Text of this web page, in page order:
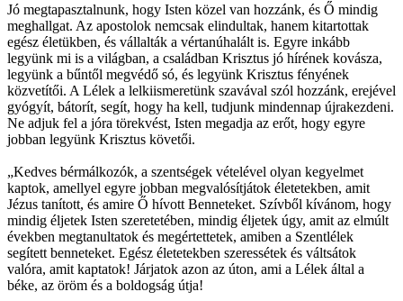
Jó megtapasztalnunk, hogy Isten közel van hozzánk, és Ő mindig
meghallgat. Az apostolok nemcsak elindultak, hanem kitartottak
egész életükben, és vállalták a vértanúhalált is. Egyre inkább
legyünk mi is a világban, a családban Krisztus jó hírének kovásza,
legyünk a bűntől megvédő só, és legyünk Krisztus fényének
közvetítői. A Lélek a lelkiismeretünk szavával szól hozzánk, erejével
gyógyít, bátorít, segít, hogy ha kell, tudjunk mindennap újrakezdeni.
Ne adjuk fel a jóra törekvést, Isten megadja az erőt, hogy egyre
jobban legyünk Krisztus követői.
„Kedves bérmálkozók, a szentségek vételével olyan kegyelmet
kaptok, amellyel egyre jobban megvalósítjátok életetekben, amit
Jézus tanított, és amire Ő hívott Benneteket. Szívből kívánom, hogy
mindig éljetek Isten szeretetében, mindig éljetek úgy, amit az elmúlt
években megtanultatok és megértettetek, amiben a Szentlélek
segített benneteket. Egész életetekben szeressétek és váltsátok
valóra, amit kaptatok! Járjatok azon az úton, ami a Lélek által a
béke, az öröm és a boldogság útja!